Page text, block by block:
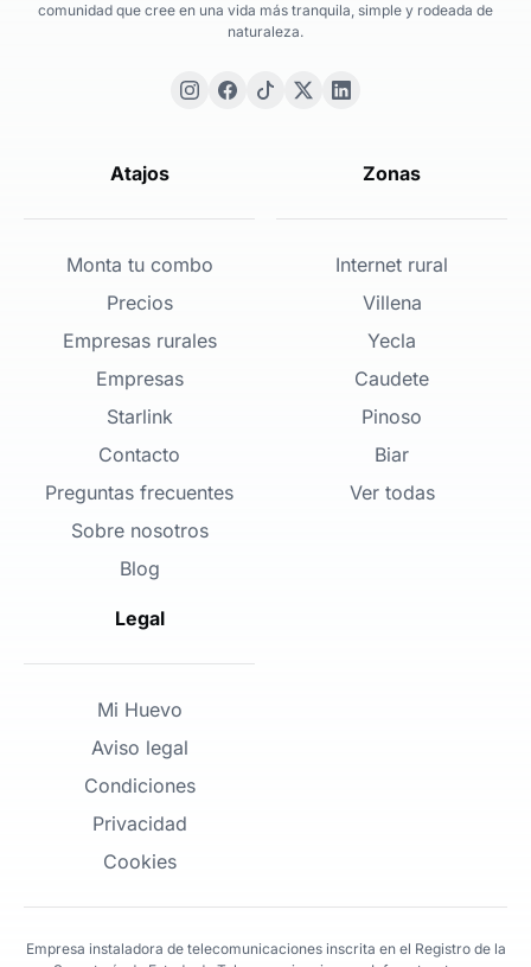
comunidad que cree en una vida más tranquila, simple y rodeada de
naturaleza.
Atajos
Monta tu combo
Precios
Empresas rurales
Empresas
Starlink
Contacto
Preguntas frecuentes
Sobre nosotros
Blog
Zonas
Internet rural
Villena
Yecla
Caudete
Pinoso
Biar
Ver todas
Legal
Mi Huevo
Aviso legal
Condiciones
Privacidad
Cookies
Empresa instaladora de telecomunicaciones inscrita en el Registro de la